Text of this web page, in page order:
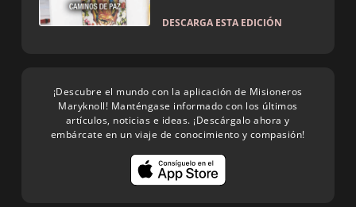
DESCARGA ESTA EDICIÓN
¡Descubre el mundo con la aplicación de Misioneros
Maryknoll! Manténgase informado con los últimos
artículos, noticias e ideas. ¡Descárgalo ahora y
embárcate en un viaje de conocimiento y compasión!